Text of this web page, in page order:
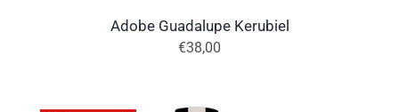
Adobe Guadalupe Kerubiel
€38,00